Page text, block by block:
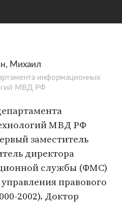
Михаил
информационных
МВД РФ
МВД РФ
заместитель
директора
службы (ФМС)
правового
2002). Доктор